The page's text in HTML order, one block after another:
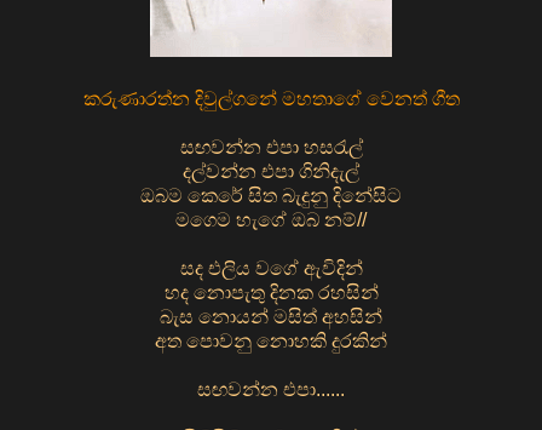
කරුණාරත්න දිවුල්ගනේ මහතාගේ වෙනත් ගීත
සඟවන්න එපා හසරැල්
දල්වන්න එපා ගිනිදැල්
ඔබම කෙරේ සිත බැදුනු දිනේසිට
මගෙම හැගේ ඔබ නම්//
සද එලිය වගේ ඇවිදින්
හද නොපැතු දිනක රහසින්
බැස නොයන් මසිත් අහසින්
අත පොවනු නොහකි දුරකින්
සඟවන්න එපා......